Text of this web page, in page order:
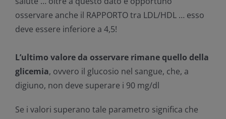
osservare anche il RAPPORTO tra LDL/HDL … esso
deve essere inferiore a 4,5!
L’ultimo valore da osservare rimane quello della
glicemia, ovvero il glucosio nel sangue, che, a
digiuno, non deve superare i 90 mg/dl
Se i valori superano tale parametro significa che